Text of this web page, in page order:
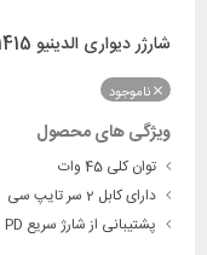
شارژر دیواری الدینیو LDNIO Q1415 توان 45 وات همراه با کابل
ناموجود
ویژگی های محصول
توان کلی 45 وات
دارای کابل 2 سر تایپ سی
پشتیبانی از شارژ سریع PD و PPS